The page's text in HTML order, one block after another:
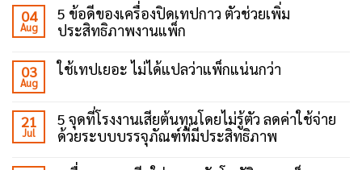
ทำไม
โรงงาน
ถึง
เลือก
ปิด
เทป
กาว?
04
Aug
5 ข้อดีของเครื่องปิดเทปกาว ตัวช่วยเพิ่ม
ประสิทธิภาพงานแพ็ก
Comments
on
เครื่อง
ปิด
เทป
03
Aug
ใช้เทปเยอะ ไม่ได้แปลว่าแพ็กแน่นกว่า
ใช้
เทป
21
Jul
5 จุดที่โรงงานเสียต้นทุนโดยไม่รู้ตัว ลดค่าใช้จ่าย
ด้วยระบบบรรจุภัณฑ์ที่มีประสิทธิภาพ
Comments